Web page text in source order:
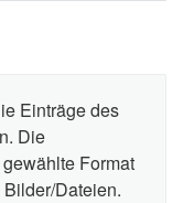
Einträge des
Die
Format
Dateien.